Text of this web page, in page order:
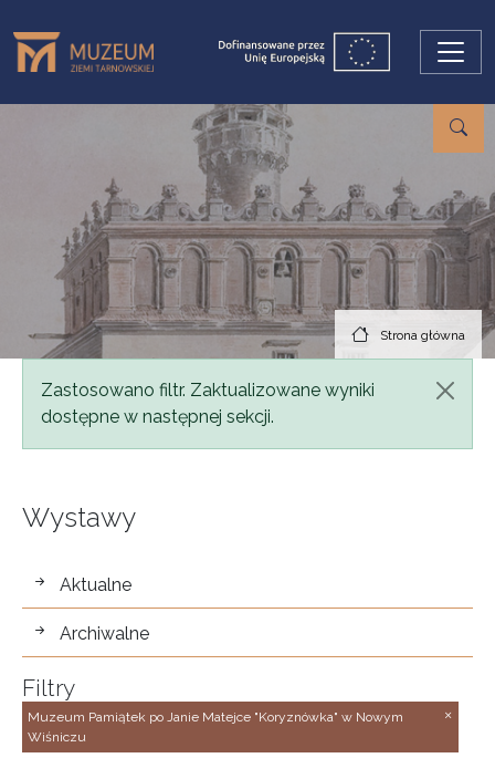
Strona główna
Komunikat
Zastosowano filtr. Zaktualizowane wyniki
dostępne w następnej sekcji.
Wystawy
wystawy
Aktualne
Archiwalne
Filtry
Muzeum Pamiątek po Janie Matejce "Koryznówka" w Nowym
Wiśniczu